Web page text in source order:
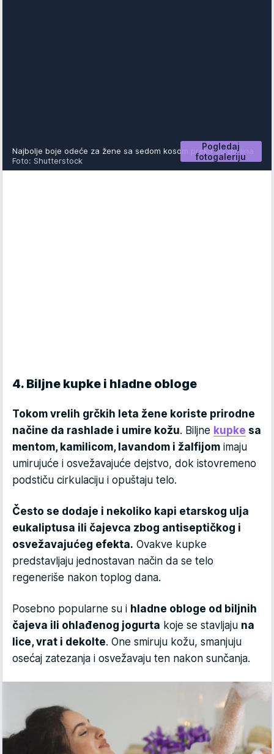
Pogledaj
fotogaleriju
Najbolje boje odeće za žene sa sedom kosom preko 50 godina
Foto: Shutterstock
4. Biljne kupke i hladne obloge
Tokom vrelih grčkih leta žene koriste prirodne
načine da rashlade i umire kožu. Biljne kupke sa
mentom, kamilicom, lavandom i žalfijom imaju
umirujuće i osvežavajuće dejstvo, dok istovremeno
podstiču cirkulaciju i opuštaju telo.
Često se dodaje i nekoliko kapi etarskog ulja
eukaliptusa ili čajevca zbog antiseptičkog i
osvežavajućeg efekta. Ovakve kupke
predstavljaju jednostavan način da se telo
regeneriše nakon toplog dana.
Posebno popularne su i hladne obloge od biljnih
čajeva ili ohlađenog jogurta koje se stavljaju na
lice, vrat i dekolte. One smiruju kožu, smanjuju
osećaj zatezanja i osvežavaju ten nakon sunčanja.